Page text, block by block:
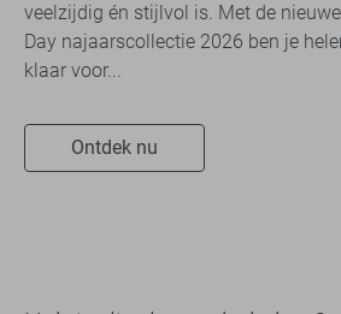
veelzijdig én stijlvol is. Met de
Day najaarscollectie 2026 ben je
klaar voor...
Ontdek nu